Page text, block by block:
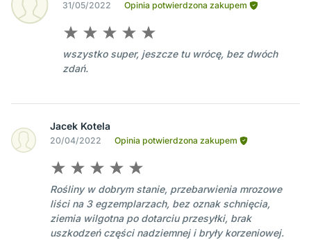
31/05/2022 Opinia potwierdzona zakupem
wszystko super, jeszcze tu wrócę, bez dwóch
zdań.
Jacek Kotela
20/04/2022 Opinia potwierdzona zakupem
Rośliny w dobrym stanie, przebarwienia mrozowe
liści na 3 egzemplarzach, bez oznak schnięcia,
ziemia wilgotna po dotarciu przesyłki, brak
uszkodzeń części nadziemnej i bryły korzeniowej.